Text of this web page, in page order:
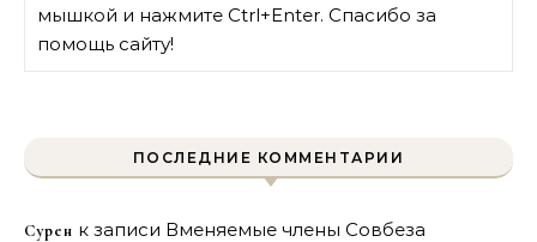
мышкой и нажмите Ctrl+Enter. Спасибо за
помощь сайту!
ПОСЛЕДНИЕ КОММЕНТАРИИ
Сурен к записи Вменяемые члены Совбеза